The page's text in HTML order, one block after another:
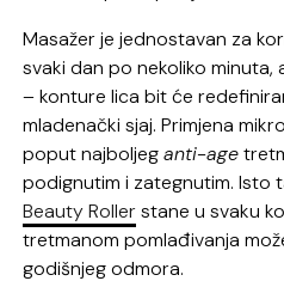
Masažer je jednostavan za
svaki dan po nekoliko minuta,
– konture lica bit će
mladenački sjaj. Primjena
poput najboljeganti-age
podignutim i zategnutim. Isto
Beauty Rollerstane u svaku
tretmanom pomlađivanja
godišnjeg odmora.